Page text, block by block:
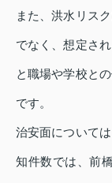
また、洪水リス
でなく、想定さ
と職場や学校と
です。
治安面について
知件数では、前